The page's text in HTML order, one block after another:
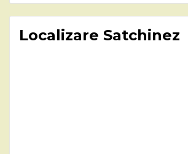
Localizare Satchinez